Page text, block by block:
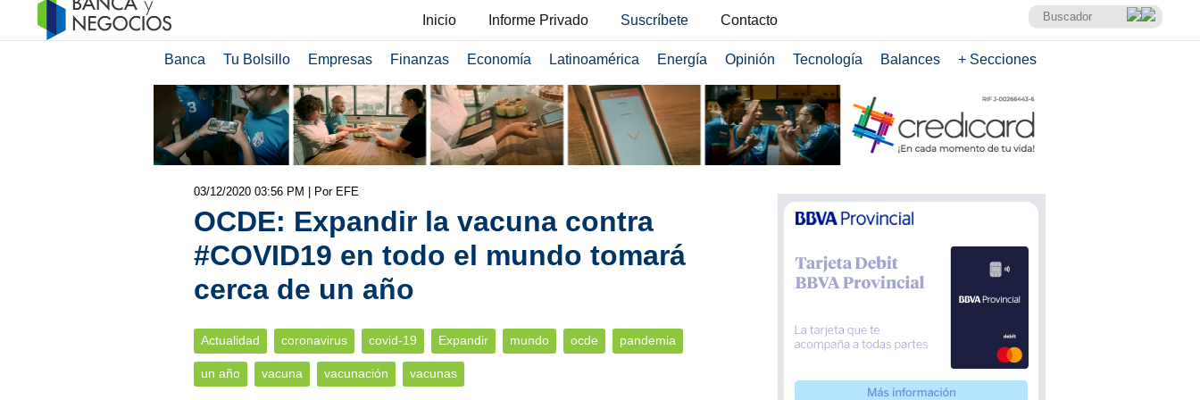
Inicio Informe Privado Suscríbete Contacto
Banca Tu Bolsillo Empresas Finanzas Economía Latinoamérica Energía Opinión Tecnología Balances + Secciones
03/12/2020 03:56 PM | Por EFE
OCDE: Expandir la vacuna contra
#COVID19 en todo el mundo tomará
cerca de un año
Actualidad coronavirus covid-19 Expandir mundo ocde pandemia
un año vacuna vacunación vacunas